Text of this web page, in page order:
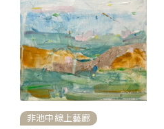
非池中線上藝廊